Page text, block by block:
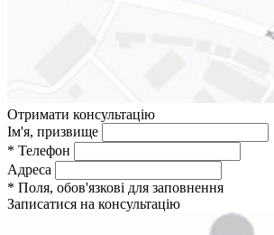
Отримати консультацію
Ім'я, призвище
* Телефон
Адреса
* Поля, обов'язкові для заповнення
Записатися на консультацію